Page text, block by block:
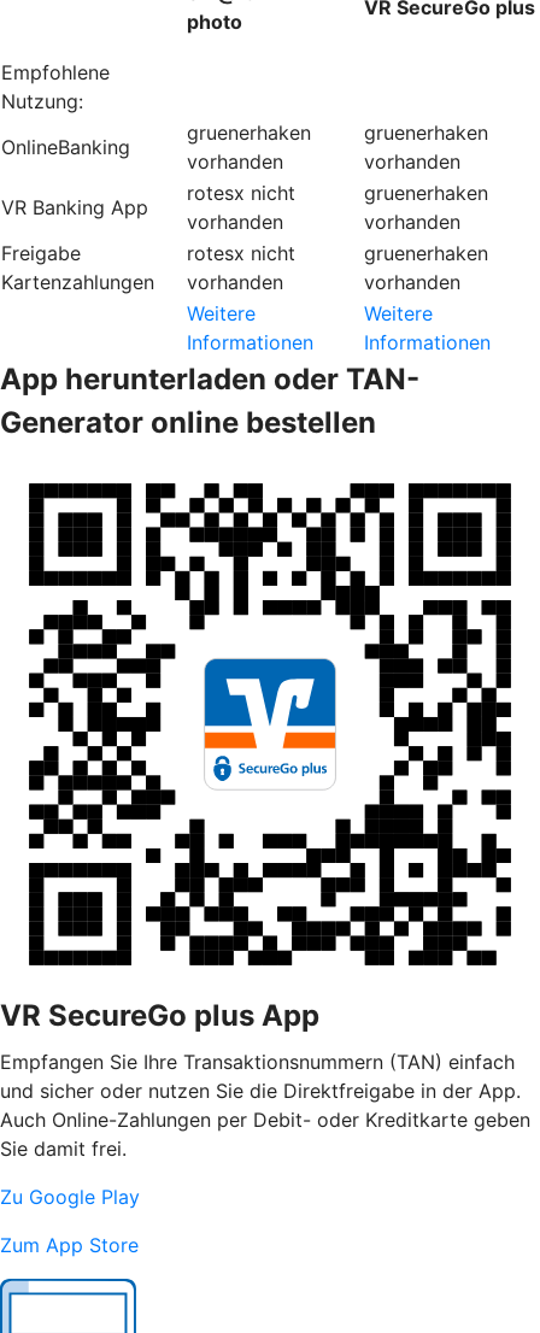
photo
VR SecureGo plus
Empfohlene
Nutzung:
OnlineBanking
gruenerhaken
vorhanden
gruenerhaken
vorhanden
VR Banking App
rotesx nicht
vorhanden
gruenerhaken
vorhanden
Freigabe
Kartenzahlungen
rotesx nicht
vorhanden
gruenerhaken
vorhanden
Weitere
Informationen
Weitere
Informationen
App herunterladen oder TAN-
Generator online bestellen
VR SecureGo plus App
Empfangen Sie Ihre Transaktionsnummern (TAN) einfach
und sicher oder nutzen Sie die Direktfreigabe in der App.
Auch Online-Zahlungen per Debit- oder Kreditkarte geben
Sie damit frei.
Zu Google Play
Zum App Store